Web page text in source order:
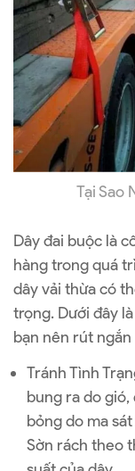
Tại Sao
Dây đai buộc là
hàng trong quá
dây vải thừa có
trọng. Dưới đây
bạn nên rút
Tránh Tình
bung ra do
bỏng do ma
Sờn rách theo